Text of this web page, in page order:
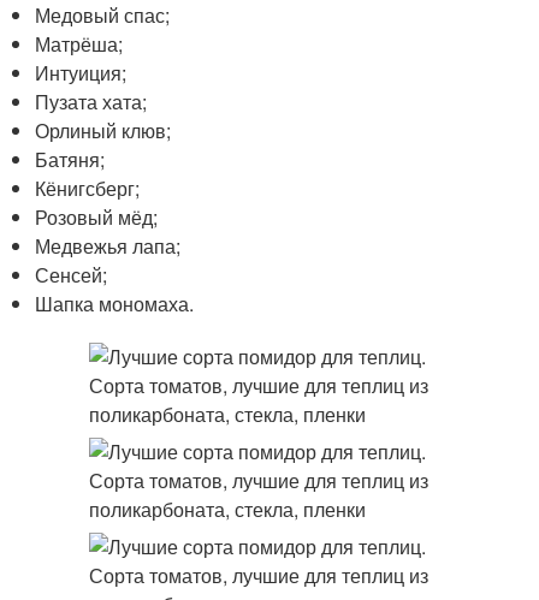
Медовый спас;
Матрёша;
Интуиция;
Пузата хата;
Орлиный клюв;
Батяня;
Кёнигсберг;
Розовый мёд;
Медвежья лапа;
Сенсей;
Шапка мономаха.